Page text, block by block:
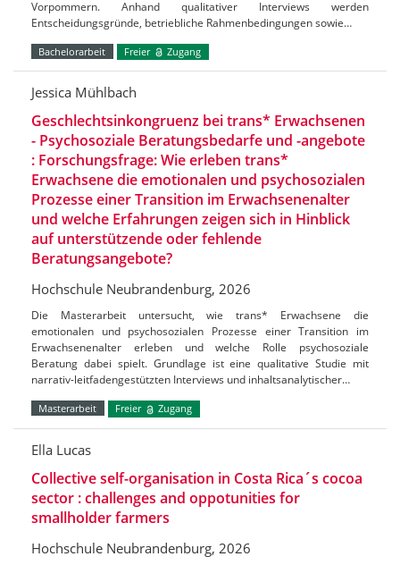
Vorpommern. Anhand qualitativer Interviews werden
Entscheidungsgründe, betriebliche Rahmenbedingungen sowie…
Bachelorarbeit Freier Zugang
Jessica Mühlbach
Geschlechtsinkongruenz bei trans* Erwachsenen
- Psychosoziale Beratungsbedarfe und -angebote
: Forschungsfrage: Wie erleben trans*
Erwachsene die emotionalen und psychosozialen
Prozesse einer Transition im Erwachsenenalter
und welche Erfahrungen zeigen sich in Hinblick
auf unterstützende oder fehlende
Beratungsangebote?
Hochschule Neubrandenburg, 2026
Die Masterarbeit untersucht, wie trans* Erwachsene die
emotionalen und psychosozialen Prozesse einer Transition im
Erwachsenenalter erleben und welche Rolle psychosoziale
Beratung dabei spielt. Grundlage ist eine qualitative Studie mit
narrativ-leitfadengestützten Interviews und inhaltsanalytischer…
Masterarbeit Freier Zugang
Ella Lucas
Collective self-organisation in Costa Rica´s cocoa
sector : challenges and oppotunities for
smallholder farmers
Hochschule Neubrandenburg, 2026